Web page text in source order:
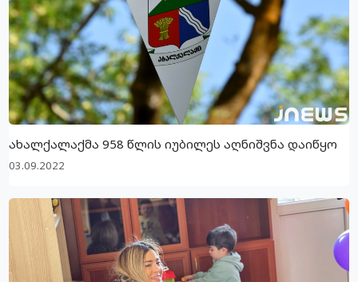
ახალქალაქმა 958 წლის იუბილეს აღნიშვნა დაიწყო
03.09.2022